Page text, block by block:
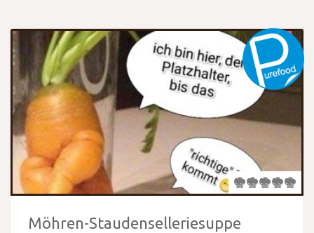
Möhren-Staudenselleriesuppe